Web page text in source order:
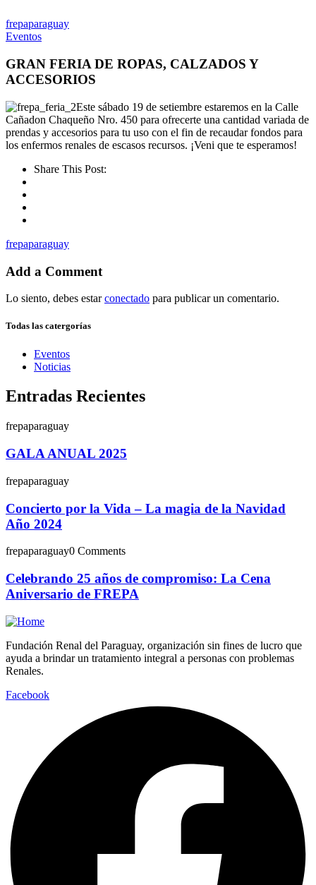
frepaparaguay
Eventos
GRAN FERIA DE ROPAS, CALZADOS Y
ACCESORIOS
Este sábado 19 de setiembre estaremos en la Calle
Cañadon Chaqueño Nro. 450 para ofrecerte una cantidad variada de
prendas y accesorios para tu uso con el fin de recaudar fondos para
los enfermos renales de escasos recursos. ¡Veni que te esperamos!
Share This Post:
frepaparaguay
Add a Comment
Lo siento, debes estarconectado para publicar un comentario.
Todas las catergorías
Eventos
Noticias
Entradas Recientes
frepaparaguay
GALA ANUAL 2025
frepaparaguay
Concierto por la Vida – La magia de la Navidad
Año 2024
frepaparaguay0 Comments
Celebrando 25 años de compromiso: La Cena
Aniversario de FREPA
Fundación Renal del Paraguay, organización sin fines de lucro que
ayuda a brindar un tratamiento integral a personas con problemas
Renales.
Facebook